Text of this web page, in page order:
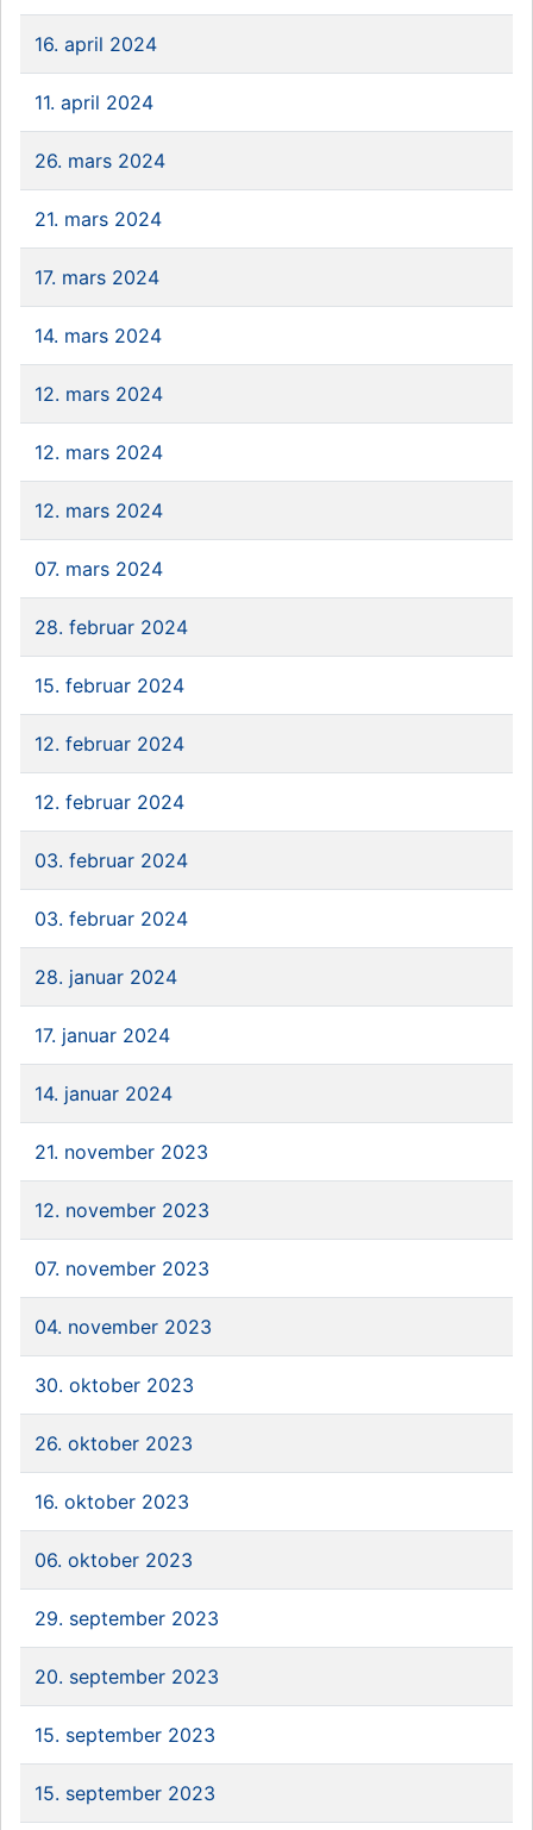
16. april 2024
11. april 2024
26. mars 2024
21. mars 2024
17. mars 2024
14. mars 2024
12. mars 2024
12. mars 2024
12. mars 2024
07. mars 2024
28. februar 2024
15. februar 2024
12. februar 2024
12. februar 2024
03. februar 2024
03. februar 2024
28. januar 2024
17. januar 2024
14. januar 2024
21. november 2023
12. november 2023
07. november 2023
04. november 2023
30. oktober 2023
26. oktober 2023
16. oktober 2023
06. oktober 2023
29. september 2023
20. september 2023
15. september 2023
15. september 2023